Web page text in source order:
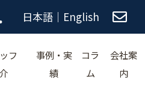
日本語 ｜ English
フ
事例・実
績
コラ
ム
会社案
内